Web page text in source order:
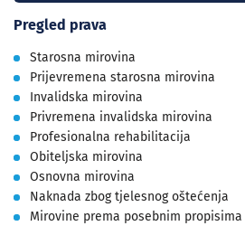
Pregled prava
Starosna mirovina
Prijevremena starosna mirovina
Invalidska mirovina
Privremena invalidska mirovina
Profesionalna rehabilitacija
Obiteljska mirovina
Osnovna mirovina
Naknada zbog tjelesnog oštećenja
Mirovine prema posebnim propisima